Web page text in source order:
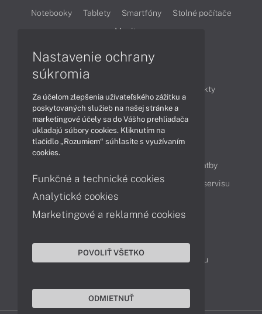
Notebooky Tablety Smartfóny
Stolné počítače
Monitory
Produkty
Technológie
Videá
Obsah
Možnosti doručenia a platby
Podpora a servis
Servisné služby Cenník servisu
Kontakty
043 4224 771
Obchodné oddelenie
Reklamácia tovaru
Nastavenie ochrany
súkromia
Za účelom zlepšenia užívateľského zážitku a
poskytovaných služieb na našej stránke a
marketingové účely sa do Vášho prehliadača
ukladajú súbory cookies. Kliknutím na
tlačidlo „Rozumiem“ súhlasíte s využívaním
cookies.
Funkčné a technické cookies
Analytické cookies
Marketingové a reklamné cookies
POVOLIŤ VŠETKO
ODMIETNUŤ